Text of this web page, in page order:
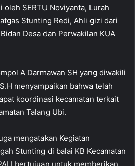
SERTU Noviyanta, Lurah
Stunting Redi, Ahli gizi dari
Desa dan Perwakilan KUA
A Darmawan SH yang diwakili
menyampaikan bahwa telah
koordinasi kecamatan terkait
Talang Ubi.
mengatakan Kegiatan
Stunting di balai KB Kecamatan